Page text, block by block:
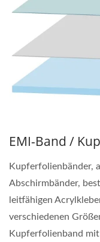
EMI-Band /
Kupferfolienbänder,
Abschirmbänder,
leitfähigen
verschiedenen
Kupferfolienband